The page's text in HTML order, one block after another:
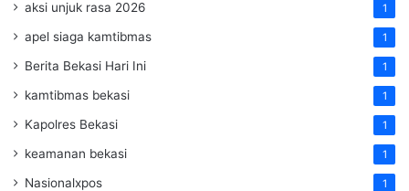
aksi unjuk rasa 2026 1
apel siaga kamtibmas 1
Berita Bekasi Hari Ini 1
kamtibmas bekasi 1
Kapolres Bekasi 1
keamanan bekasi 1
Nasionalxpos 1